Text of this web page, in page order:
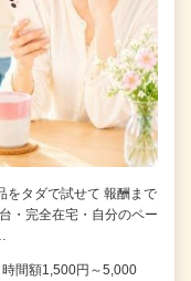
タダで試せて 報酬まで
・完全在宅・自分のペー
間額1,500円～5,000